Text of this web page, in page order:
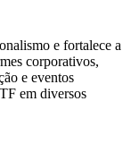
e fortalece a
corporativos,
e eventos
em diversos